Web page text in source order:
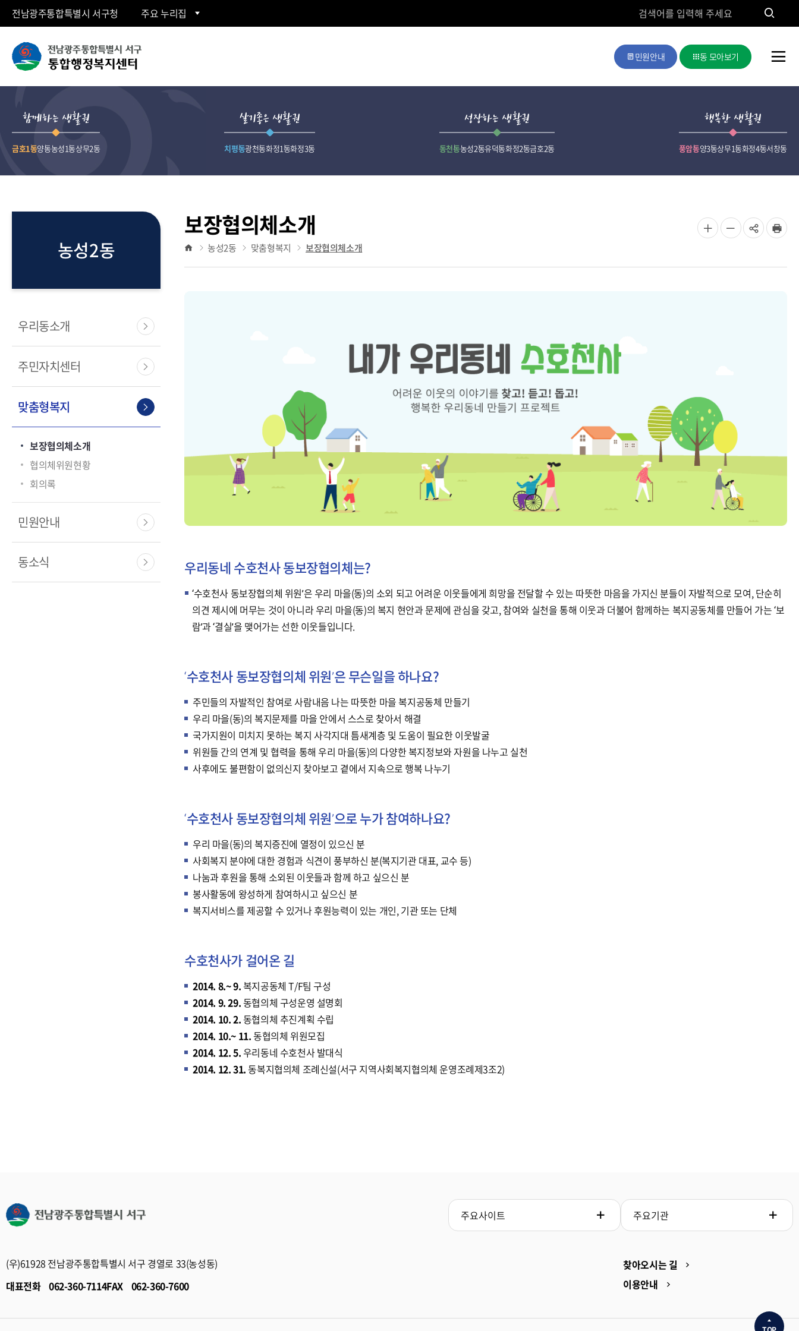
전남광주통합특별시 서구청 주요 누리집
검
동
행
정
복
터">
민원안내 동 모아보기
함께하는 생활권
금호1동양동농성1동상무2동
살기좋은 생활권
치평동광천동화정1동화정3동
성장하는 생활권
동천동농성2동유덕동화정2동금호2동
행복한 생활권
풍암동양3동상무1동화정4동서창동
체
뉴
농성2동
우리동소개
주민자치센터
맞춤형복지
보장협의체소개
협의체위원현황
회의록
민원안내
동소식
보장협의체소개
농성2동 맞춤형복지 보장협의체소개
크게 작게 유
우리동네 수호천사 동보장협의체는?
‘수호천사 동보장협의체 위원’은 우리 마을(동)의 소외 되고 어려운 이웃들에게 희망을 전달할 수 있는 따뜻한 마음을 가지신 분들이 자발적으로 모여, 단순히
의견 제시에 머무는 것이 아니라 우리 마을(동)의 복지 현안과 문제에 관심을 갖고, 참여와 실천을 통해 이웃과 더불어 함께하는 복지공동체를 만들어 가는 ‘보
람’과 ‘결실’을 맺어가는 선한 이웃들입니다.
‘수호천사 동보장협의체 위원’은 무슨일을 하나요?
주민들의 자발적인 참여로 사람내음 나는 따뜻한 마을 복지공동체 만들기
우리 마을(동)의 복지문제를 마을 안에서 스스로 찾아서 해결
국가지원이 미치지 못하는 복지 사각지대 틈새계층 및 도움이 필요한 이웃발굴
위원들 간의 연계 및 협력을 통해 우리 마을(동)의 다양한 복지정보와 자원을 나누고 실천
사후에도 불편함이 없의신지 찾아보고 곁에서 지속으로 행복 나누기
‘수호천사 동보장협의체 위원’으로 누가 참여하나요?
우리 마을(동)의 복지증진에 열정이 있으신 분
사회복지 분야에 대한 경험과 식견이 풍부하신 분(복지기관 대표, 교수 등)
나눔과 후원을 통해 소외된 이웃들과 함께 하고 싶으신 분
봉사활동에 왕성하게 참여하시고 싶으신 분
복지서비스를 제공할 수 있거나 후원능력이 있는 개인, 기관 또는 단체
수호천사가 걸어온 길
2014. 8.~ 9. 복지공동체 T/F팀 구성
2014. 9. 29.동협의체 구성운영 설명회
2014. 10. 2.동협의체 추진계획 수립
2014. 10.~ 11.동협의체 위원모집
2014. 12. 5.우리동네 수호천사 발대식
2014. 12. 31.동복지협의체 조례신설(서구 지역사회복지협의체 운영조례제3조2)
주요사이트 주요기관
(우)61928 전남광주통합특별시 서구 경열로 33(농성동)
대표전화 062-360-7114FAX 062-360-7600
찾아오시는 길
이용안내